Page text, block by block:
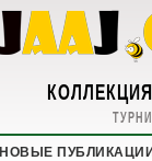
НОВЫЕ ПУБЛИКАЦИИ